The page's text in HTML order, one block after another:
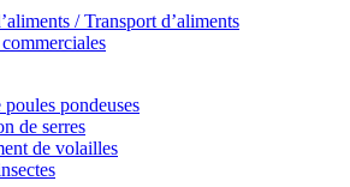
/ Transport d’aliments
pondeuses
de serres
de volailles